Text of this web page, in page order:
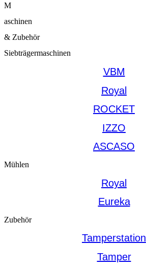
M
aschinen
& Zubehör
Siebträgermaschinen
VBM
Royal
ROCKET
IZZO
ASCASO
Mühlen
Royal
Eureka
Zubehör
Tamperstation
Tamper